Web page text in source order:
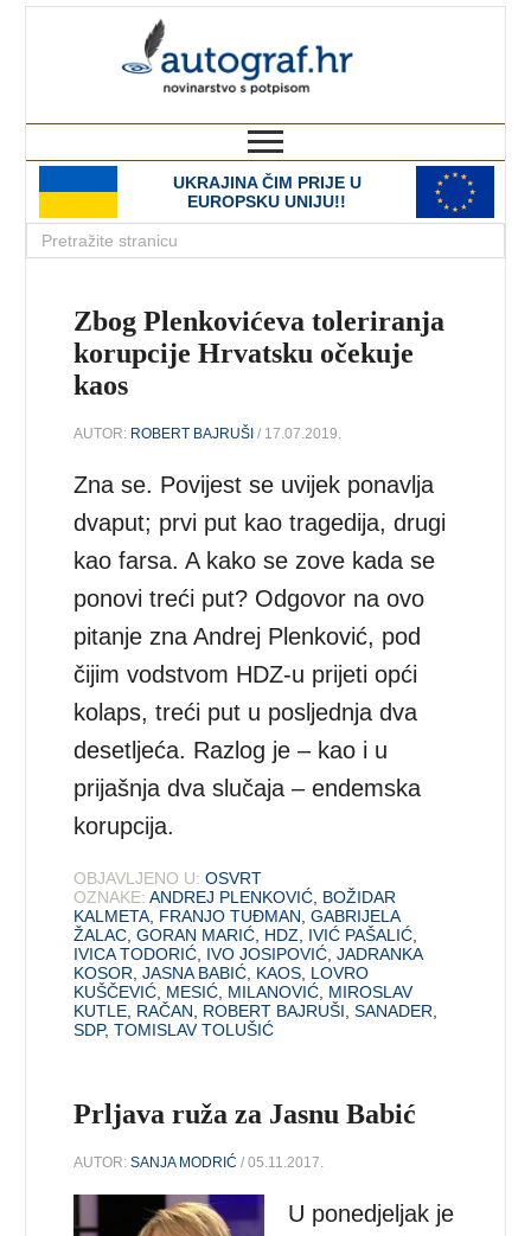
UKRAJINA ČIM PRIJE U
EUROPSKU UNIJU!!
Zbog Plenkovićeva toleriranja
korupcije Hrvatsku očekuje
kaos
AUTOR: ROBERT BAJRUŠI / 17.07.2019.
Zna se. Povijest se uvijek ponavlja
dvaput; prvi put kao tragedija, drugi
kao farsa. A kako se zove kada se
ponovi treći put? Odgovor na ovo
pitanje zna Andrej Plenković, pod
čijim vodstvom HDZ-u prijeti opći
kolaps, treći put u posljednja dva
desetljeća. Razlog je – kao i u
prijašnja dva slučaja – endemska
korupcija.
OBJAVLJENO U: OSVRT
OZNAKE: ANDREJ PLENKOVIĆ BOŽIDAR
KALMETA FRANJO TUĐMAN ,GABRIJELA
ŽALAC ,GORAN MARIĆ HDZ IVIĆ PAŠALIĆ
IVICA TODORIĆ IVO JOSIPOVIĆ ,JADRANKA
KOSOR ,JASNA BABIĆ KAOS LOVRO
KUŠČEVIĆ MESIĆ MILANOVIĆ MIROSLAV
KUTLE RAČAN ROBERT BAJRUŠI ,SANADER
SDP,TOMISLAV TOLUŠIĆ
Prljava ruža za Jasnu Babić
AUTOR:SANJA MODRIĆ / 05.11.2017.
U ponedjeljak je